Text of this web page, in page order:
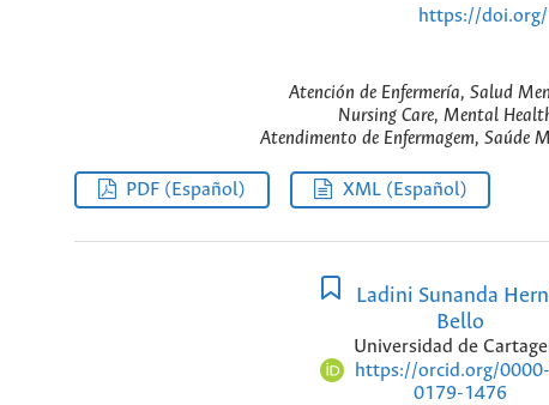
https://
Atención de Enfermería, Salud
Nursing Care, Mental
Atendimento de Enfermagem, Saúde
PDF (Español) XML (Español)
Ladini Sunanda
Bello
Universidad de
https://orcid.org/
0179-1476